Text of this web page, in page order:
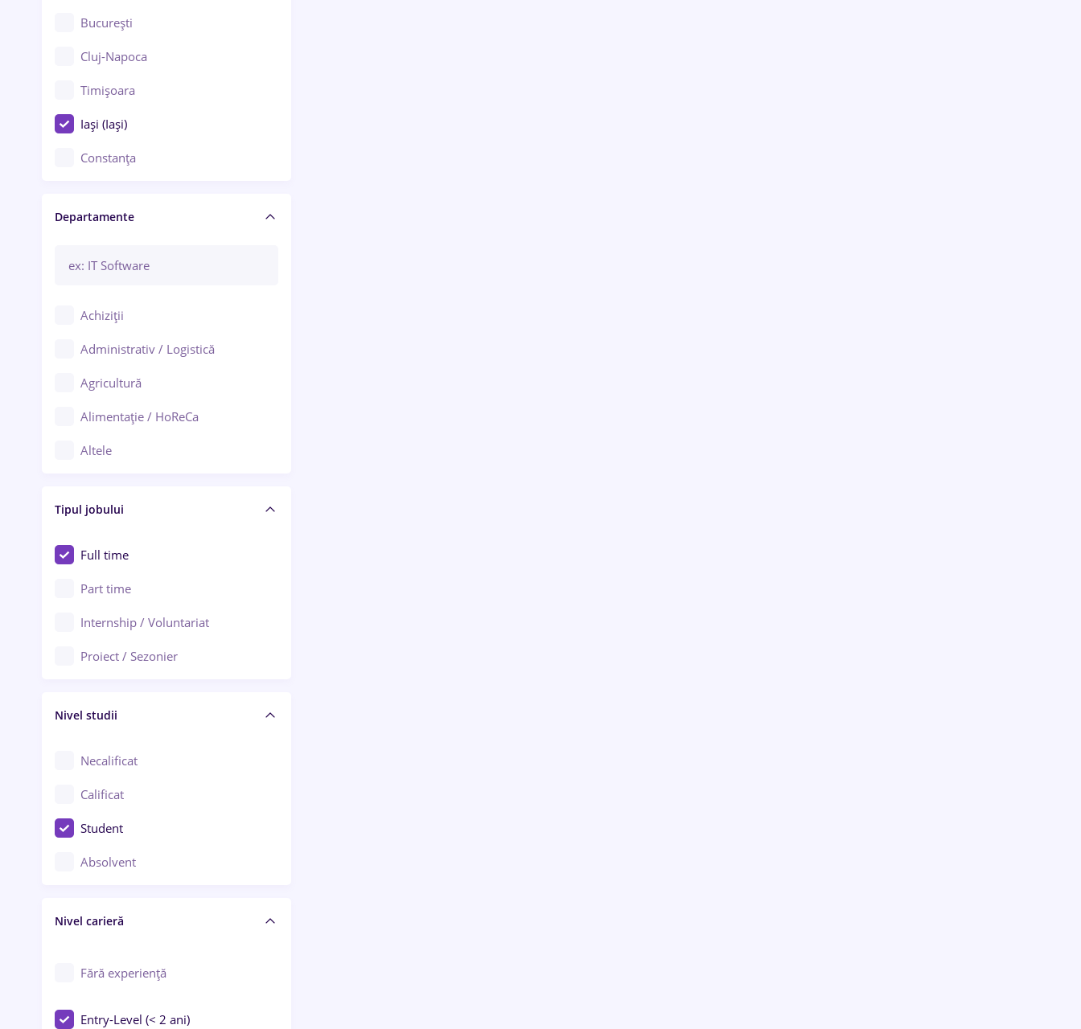
București
Cluj-Napoca
Timișoara
Iași (Iași)
Constanța
Brașov
Bacău
Galați (Galați)
Ploiești
Arad
Baia Mare
Bârlad
Bistrița (Bistrița-Năsăud)
Departamente
Achiziții
Administrativ / Logistică
Agricultură
Alimentație / HoReCa
Altele
Asigurări
Au pair / Babysitter / Curățenie
Audit / Consultanță
Auto / Echipamente
Automatizări
Cercetare - dezvoltare
Chimie / Biochimie
Confecții / Design vestimentar
Construcții / Instalații
Controlul calității
Educație / Training / Arte
Tipul jobului
Full time
Part time
Internship / Voluntariat
Proiect / Sezonier
Nivel studii
Necalificat
Calificat
Student
Absolvent
Nivel carieră
Fără experiență
Entry-Level (< 2 ani)